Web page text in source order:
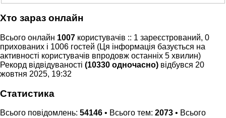
Хто зараз онлайн
Всього онлайн 1007 користувачів :: 1 зареєстрований, 0
прихованих і 1006 гостей (Ця інформація базується на
активності користувачів впродовж останніх 5 хвилин)
Рекорд відвідуваності (10330 одночасно) відбувся 20
жовтня 2025, 19:32
Статистика
Всього повідомлень: 54146 • Всього тем: 2073 • Всього